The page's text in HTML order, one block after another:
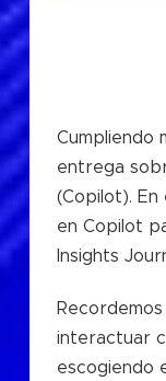
Cumpliendo
entrega
(Copilot). En
en Copilot
Insights
interactuar
escogiendo